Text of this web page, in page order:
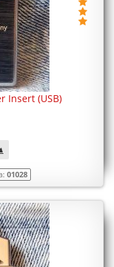
Insert (USB)
01028